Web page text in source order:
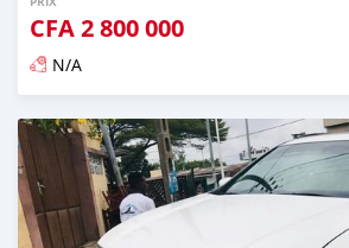
CFA2 800 000
N/A
Publié il y a presque 6 ans